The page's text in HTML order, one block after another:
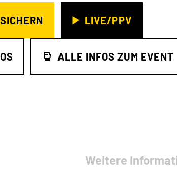
LIVE/PPV
ALLE INFOS ZUM EVENT
Weitere